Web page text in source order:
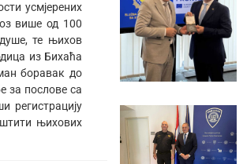
усмјерених
више од 100
те њихов
из Бихаћа
боравак до
за послове са
регистрацију
њихових